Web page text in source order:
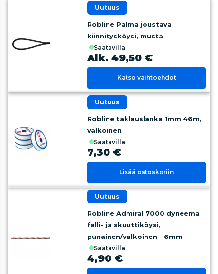
uutuus
Robline Palma joustava
kiinnitysköysi, musta
saatavilla
Alk. 49,50 €
Katso vaihtoehdot
uutuus
Robline taklauslanka 1mm 46m,
valkoinen
saatavilla
7,30 €
Lisää ostoskoriin
uutuus
Robline Admiral 7000 dyneema
falli- ja skuuttiköysi,
punainen/valkoinen - 6mm
saatavilla
4,90 €